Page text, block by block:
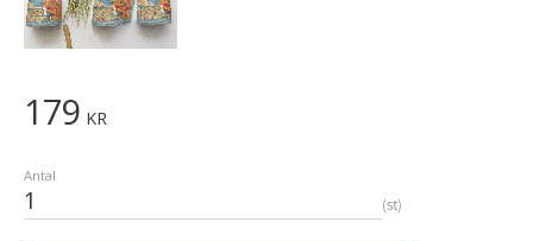
179 KR
Antal
st